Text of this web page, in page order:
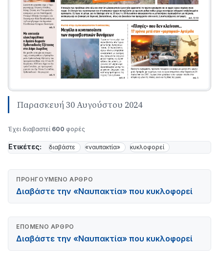
Παρασκευή 30 Αυγούστου 2024
Έχει διαβαστεί 600 φορές
Ετικέτες: διαβάστε «ναυπακτία» κυκλοφορεί
ΠΡΟΗΓΟΎΜΕΝΟ ΆΡΘΡΟ
Διαβάστε την «Ναυπακτία» που κυκλοφορεί
ΕΠΌΜΕΝΟ ΆΡΘΡΟ
Διαβάστε την «Ναυπακτία» που κυκλοφορεί